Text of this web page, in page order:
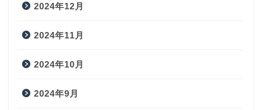
2024年12月
2024年11月
2024年10月
2024年9月